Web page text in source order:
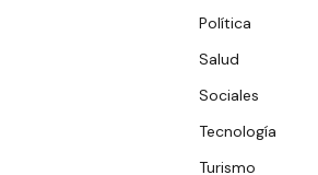
Política
Salud
Sociales
Tecnología
Turismo